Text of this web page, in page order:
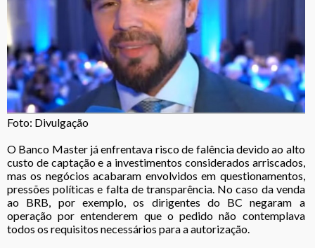
Foto: Divulgação
O Banco Master já enfrentava risco de falência devido ao alto
custo de captação e a investimentos considerados arriscados,
mas os negócios acabaram envolvidos em questionamentos,
pressões políticas e falta de transparência. No caso da venda
ao BRB, por exemplo, os dirigentes do BC negaram a
operação por entenderem que o pedido não contemplava
todos os requisitos necessários para a autorização.